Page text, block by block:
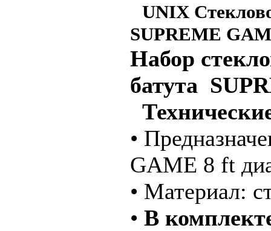
UNIX
SUPREME
Набор
батута
•
GAME 8 ft
• Материал:
• В